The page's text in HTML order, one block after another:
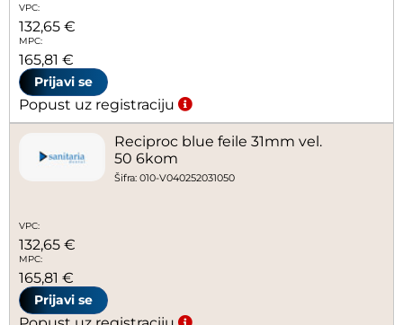
VPC:
132,65 €
MPC:
165,81 €
Prijavi se
Popust uz registraciju
Reciproc blue feile 31mm vel.
50 6kom
Šifra: 010-V040252031050
VPC:
132,65 €
MPC:
165,81 €
Prijavi se